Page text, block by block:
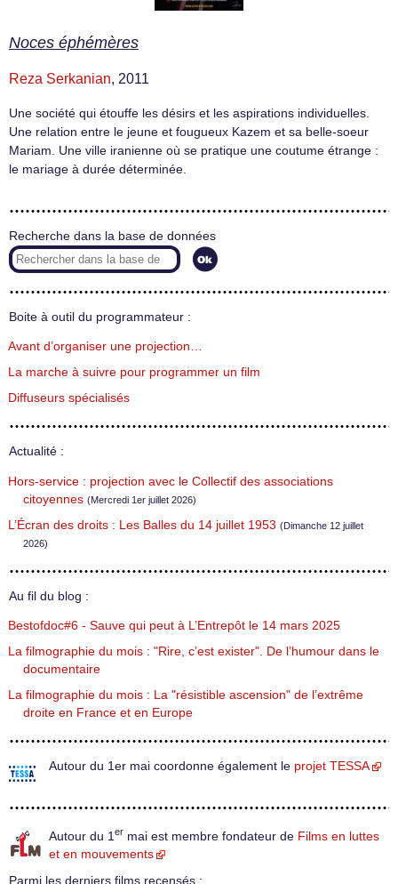
Noces éphémères
Reza Serkanian, 2011
Une société qui étouffe les désirs et les aspirations individuelles.
Une relation entre le jeune et fougueux Kazem et sa belle-soeur
Mariam. Une ville iranienne où se pratique une coutume étrange :
le mariage à durée déterminée.
Recherche dans la base de données
Boite à outil du programmateur :
Avant d’organiser une projection…
La marche à suivre pour programmer un film
Diffuseurs spécialisés
Actualité :
Hors-service : projection avec le Collectif des associations
citoyennes (Mercredi 1er juillet 2026)
L’Écran des droits : Les Balles du 14 juillet 1953 (Dimanche 12 juillet
2026)
Au fil du blog :
Bestofdoc#6 - Sauve qui peut à L’Entrepôt le 14 mars 2025
La filmographie du mois : "Rire, c’est exister". De l’humour dans le
documentaire
La filmographie du mois : La "résistible ascension" de l’extrême
droite en France et en Europe
Autour du 1er mai coordonne également le projet TESSA
Autour du 1 er mai est membre fondateur de Films en luttes
et en mouvements
Parmi les derniers films recensés :